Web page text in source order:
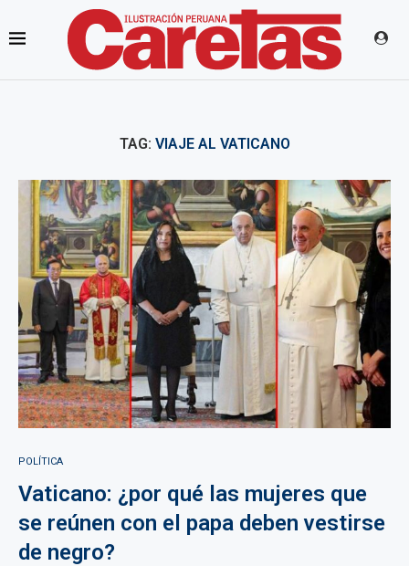
TAG: VIAJE AL VATICANO
POLÍTICA
Vaticano: ¿por qué las mujeres que
se reúnen con el papa deben vestirse
de negro?